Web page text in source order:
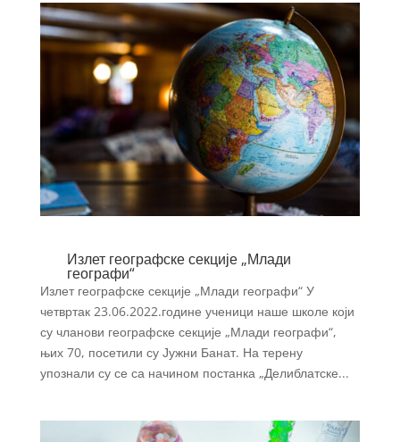
Излет географске секције „Млади
географи“
Излет географске секције „Млади географи“ У
четвртак 23.06.2022.године ученици наше школе који
су чланови географске секције „Млади географи“,
њих 70, посетили су Јужни Банат. На терену
упознали су се са начином постанка „Делиблатске...